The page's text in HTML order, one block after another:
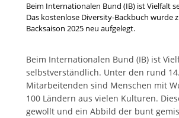
Beim Internationalen Bund (IB) ist Vielfalt
Das kostenlose Diversity-Backbuch wurde
Backsaison 2025 neu aufgelegt.
Beim Internationalen Bund (IB) ist
selbstverständlich. Unter den rund
Mitarbeitenden sind Menschen mit
100 Ländern aus vielen Kulturen.
gewollt und ein Abbild der bunt